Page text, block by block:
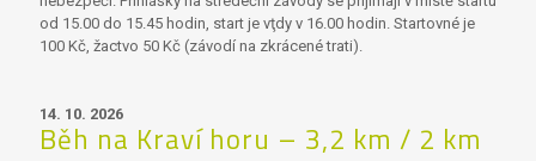
od 15.00 do 15.45 hodin, start je vţdy v 16.00 hodin. Startovné je
100 Kč, žactvo 50 Kč (závodí na zkrácené trati).
14. 10. 2026
Běh na Kraví horu – 3,2 km / 2 km